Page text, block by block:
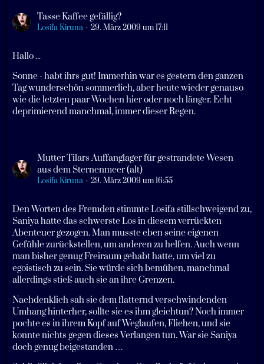
Tasse Kaffee gefällig?
Losifa Kiruna 29. März 2009 um 17:11
Hallo ...
Sonne - habt ihrs gut! Immerhin war es gestern den ganzen
Tag wunderschön sommerlich, aber heute wieder genauso
wie die letzten paar Wochen hier oder noch länger. Echt
deprimierend manchmal, immer dieser Regen.
Mutter Tilars Auffanglager für gestrandete Wesen
aus dem Sternenmeer (alt)
Losifa Kiruna 29. März 2009 um 16:55
Den Worten des Fremden stimmte Losifa stillschweigend zu,
Saniya hatte das schwerste Los in diesem verrückten
Abenteuer gezogen. Man musste eben seine eigenen
Gefühle zurückstellen, um anderen zu helfen. Auch wenn
man bisher genug Freiraum gehabt hatte, um viel zu
egoistisch zu sein. Sie würde sich bemühen, manchmal
allerdings stieß auch sie an ihre Grenzen.
Nachdenklich sah sie dem flatternd verschwindenden
Umhang hinterher, sollte sie es ihm gleichtun? Noch immer
pochte es in ihrem Kopf auf Weglaufen, Fliehen, und sie
konnte nichts gegen dieses Verlangen tun. War sie Saniya
doch genug beigestanden …